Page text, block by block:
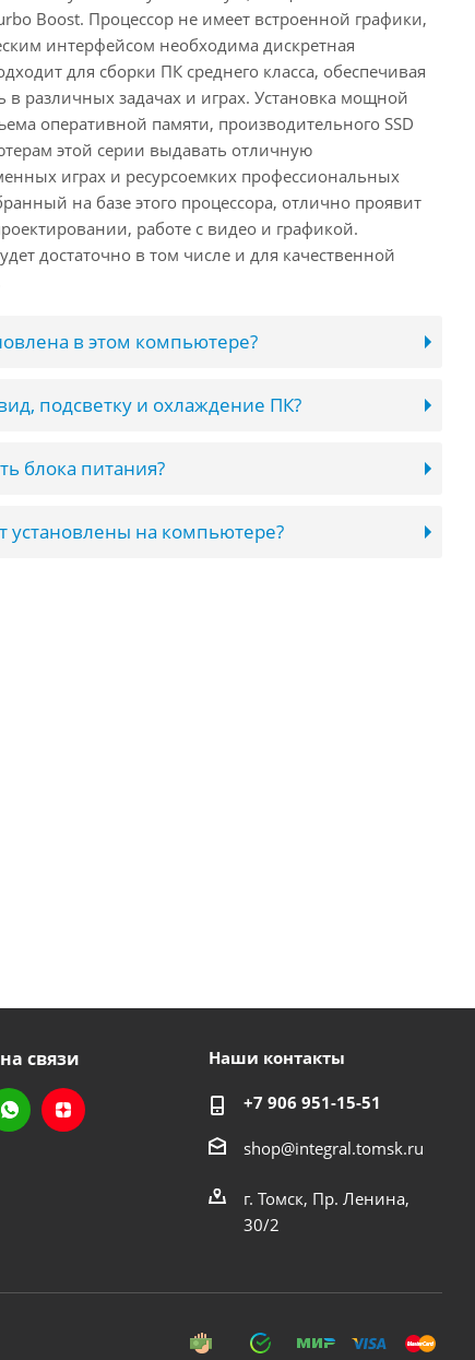
Boost. Процессор не имеет встроенной графики,
интерфейсом необходима дискретная
для сборки ПК среднего класса, обеспечивая
различных задачах и играх. Установка мощной
оперативной памяти, производительного SSD
этой серии выдавать отличную
играх и ресурсоемких профессиональных
на базе этого процессора, отлично проявит
работе с видео и графикой.
достаточно в том числе и для качественной
в этом компьютере?
подсветку и охлаждение ПК?
блока питания?
установлены на компьютере?
связи Наши контакты
+7 906 951-15-51
shop@integral.tomsk.ru
г. Томск, Пр. Ленина,
30/2